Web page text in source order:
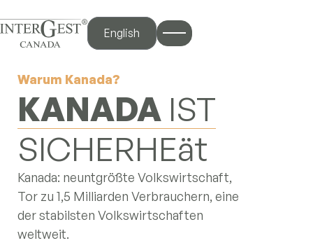
English
Warum Kanada?
KANADA IST
STÄRKE
Kanada: neuntgrößte Volkswirtschaft,
Tor zu 1,5 Milliarden Verbrauchern, eine
der stabilsten Volkswirtschaften
weltweit.